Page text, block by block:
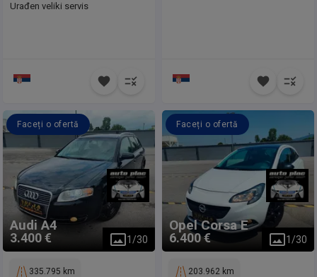
Urađen veliki servis
Audi A4
3.400 €
Faceți o ofertă
1 /30
335.795 km
Opel Corsa E
6.400 €
Faceți o ofertă
1 /30
203.962 km